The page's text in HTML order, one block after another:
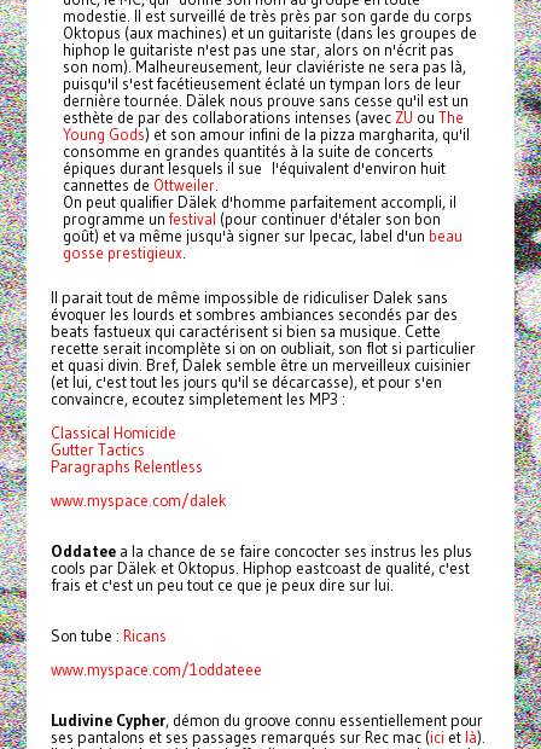
modestie. Il est surveillé de très près par son garde du corps
Oktopus (aux machines) et un guitariste (dans les groupes de
hiphop le guitariste n'est pas une star, alors on n'écrit pas
son nom). Malheureusement, leur claviériste ne sera pas là,
puisqu'il s'est facétieusement éclaté un tympan lors de leur
dernière tournée. Dälek nous prouve sans cesse qu'il est un
esthète de par des collaborations intenses (avec ZU ou The
Young Gods) et son amour infini de la pizza margharita, qu'il
consomme en grandes quantités à la suite de concerts
épiques durant lesquels il sue l'équivalent d'environ huit
cannettes de Ottweiler.
On peut qualifier Dälek d'homme parfaitement accompli, il
programme un festival (pour continuer d'étaler son bon
goût) et va même jusqu'à signer sur Ipecac, label d'un beau
gosse prestigieux
Il parait tout de même impossible de ridiculiser Dalek sans
évoquer les lourds et sombres ambiances secondés par des
beats fastueux qui caractérisent si bien sa musique. Cette
recette serait incomplète si on on oubliait, son flot si particulier
et quasi divin. Bref, Dalek semble être un merveilleux cuisinier
(et lui, c'est tout les jours qu'il se décarcasse), et pour s'en
convaincre, ecoutez simpletement les MP3 :
Classical Homicide
Gutter Tactics
Paragraphs Relentless
www.myspace.com/dalek
Oddateea la chance de se faire concocter ses instrus les plus
cools par Dälek et Oktopus. Hiphop eastcoast de qualité, c'est
frais et c'est un peu tout ce que je peux dire sur lui.
Son tube : Ricans
www.myspace.com/1oddateee
Ludivine Cypher, démon du groove connu essentiellement pour
ses pantalons et ses passages remarqués sur Rec mac (ici etlà).